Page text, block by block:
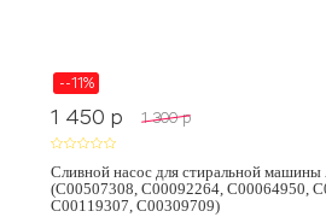
--11%
1 450 p 1 300 p
Сливной насос для стиральной
(C00507308, C00092264, C00064950,
C00119307, C00309709)